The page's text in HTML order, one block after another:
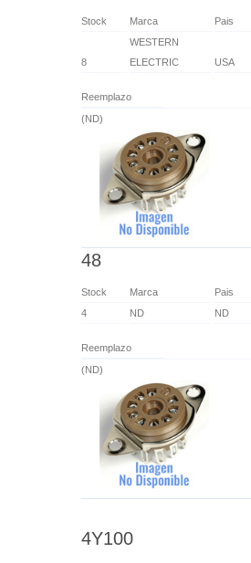
Stock Marca Pais
8
WESTERN
ELECTRIC
USA
Reemplazo
(ND)
48
Stock Marca
Pais
4
ND ND
Reemplazo
(ND)
4Y100